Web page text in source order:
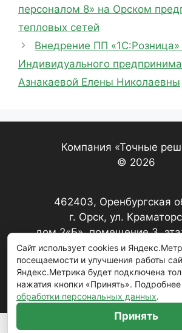
персоналом 8» на Орском
тепловых сетей
Внедрение ПП «1С:Розница»
Индивидуального
Азнакаевой Елены Николаевны
Компания «Точные
© 2026
462403, Оренбургская
г. Орск, ул.
дом 2«Б», помещение 3,
+7 (3537) 22-17-67,
zakaz@221767.ru
Политика обработки
Сайт использует cookies и
посещаемости и улучшения работы
Яндекс.Метрика будет подключена
нажатия кнопки «Принять».
обработки персональных данных.
Принять